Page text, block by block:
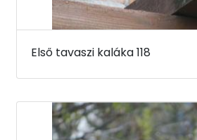
Első tavaszi kaláka 118